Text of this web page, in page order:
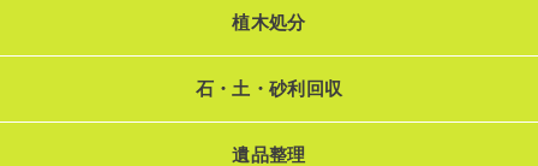
植木処分
石・土・砂利回収
遺品整理